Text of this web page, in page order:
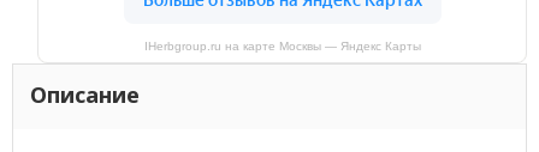
IHerbgroup.ru на карте Москвы — Яндекс Карты
Описание